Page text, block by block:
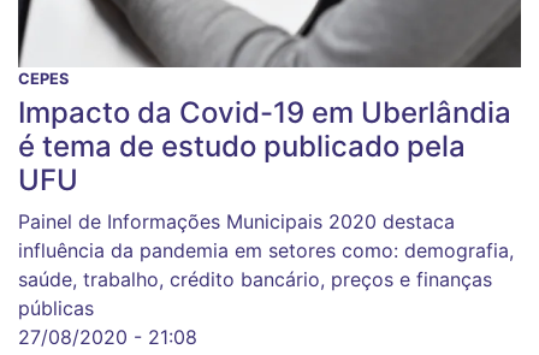
CEPES
Impacto da Covid-19 em Uberlândia
é tema de estudo publicado pela
UFU
Painel de Informações Municipais 2020 destaca
influência da pandemia em setores como: demografia,
saúde, trabalho, crédito bancário, preços e finanças
públicas
27/08/2020 - 21:08